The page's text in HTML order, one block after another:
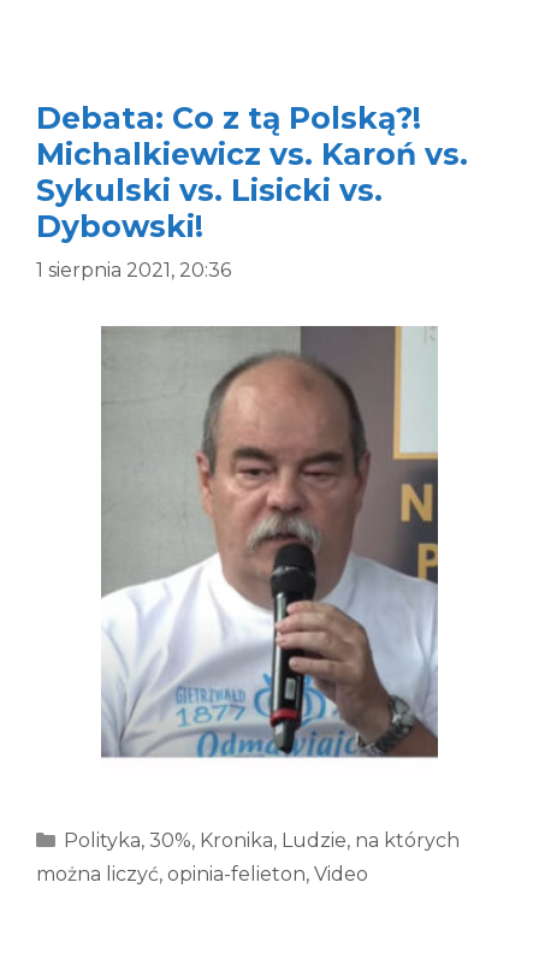
Debata: Co z tą Polską?!
Michalkiewicz vs. Karoń vs.
Sykulski vs. Lisicki vs.
Dybowski!
1 sierpnia 2021, 20:36
Kategorie
Polityka, 30%, Kronika, Ludzie, na których
można liczyć, opinia-felieton, Video